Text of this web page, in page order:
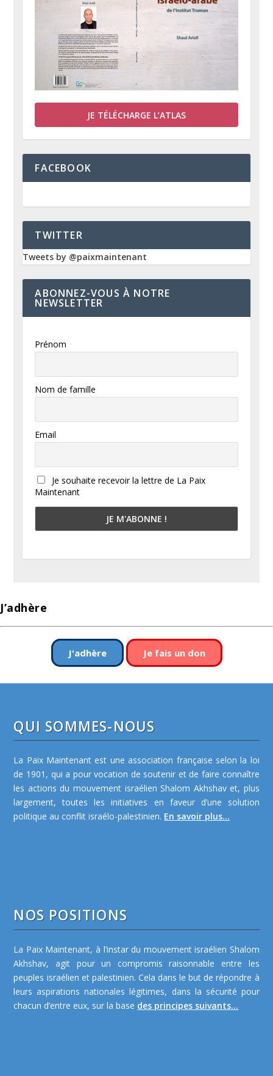
JE TÉLÉCHARGE L’ATLAS
FACEBOOK
TWITTER
Tweets by @paixmaintenant
ABONNEZ-VOUS À NOTRE
NEWSLETTER
Prénom
Nom de famille
Email
Je souhaite recevoir la lettre de La Paix
Maintenant
J’adhère
J'adhère Je fais un don
QUI SOMMES-NOUS
La Paix Maintenant est une association française selon la loi
de 1901, qui a pour vocation de soutenir et de faire connaître
les actions du mouvement israélien Shalom Akhshav et, plus
largement, toutes les initiatives en faveur d’une solution
politique au conflit israélo-palestinien. En savoir plus...
NOS POSITIONS
La Paix Maintenant, à l’instar du mouvement israélien Shalom
Akhshav, agit pour un compromis raisonnable entre les
peuples israélien et palestinien. Cela dans le but de répondre à
leurs aspirations nationales légitimes, dans la sécurité pour
chacun d’entre eux, sur la base des principes suivants...